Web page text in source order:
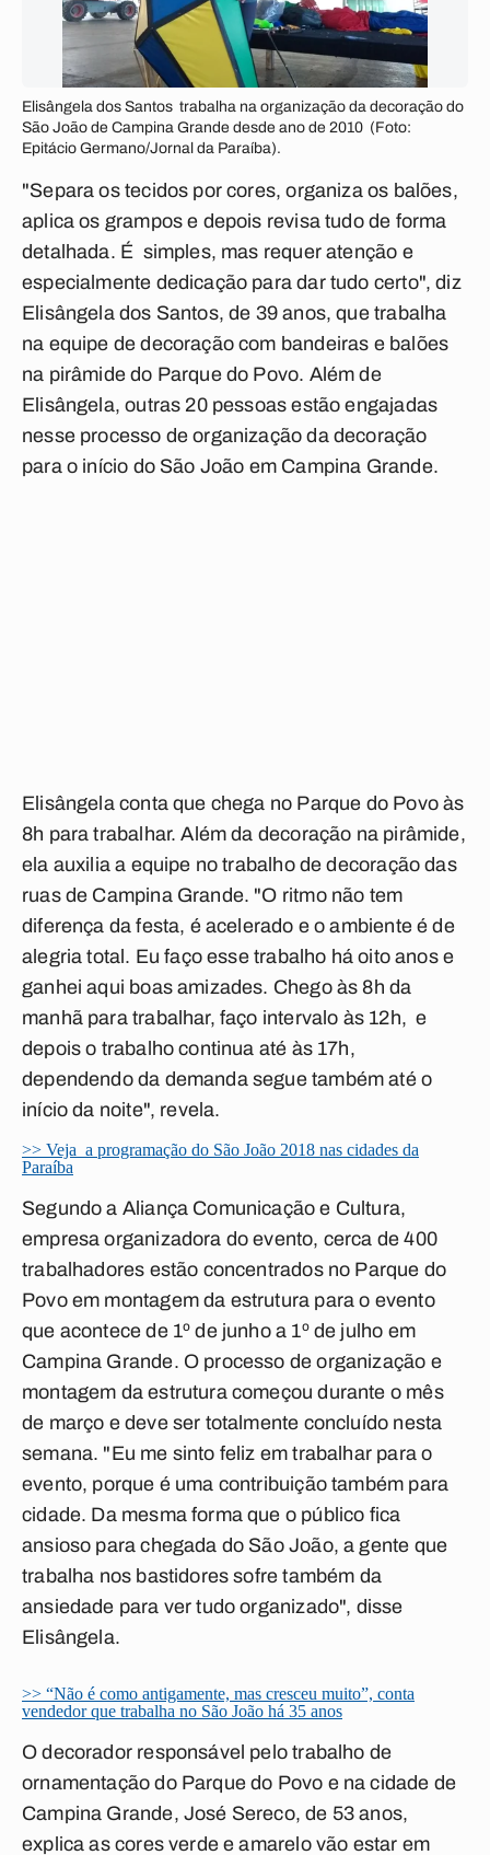
Elisângela dos Santos trabalha na organização da decoração do
São João de Campina Grande desde ano de 2010 (Foto:
Epitácio Germano/Jornal da Paraíba).
"Separa os tecidos por cores, organiza os balões,
aplica os grampos e depois revisa tudo de forma
detalhada. É simples, mas requer atenção e
especialmente dedicação para dar tudo certo", diz
Elisângela dos Santos, de 39 anos, que trabalha
na equipe de decoração com bandeiras e balões
na pirâmide do Parque do Povo. Além de
Elisângela, outras 20 pessoas estão engajadas
nesse processo de organização da decoração
para o início do São João em Campina Grande.
Elisângela conta que chega no Parque do Povo às
8h para trabalhar. Além da decoração na pirâmide,
ela auxilia a equipe no trabalho de decoração das
ruas de Campina Grande. "O ritmo não tem
diferença da festa, é acelerado e o ambiente é de
alegria total. Eu faço esse trabalho há oito anos e
ganhei aqui boas amizades. Chego às 8h da
manhã para trabalhar, faço intervalo às 12h, e
depois o trabalho continua até às 17h,
dependendo da demanda segue também até o
início da noite", revela.
>> Veja a programação do São João 2018 nas cidades da
Paraíba
Segundo a Aliança Comunicação e Cultura,
empresa organizadora do evento, cerca de 400
trabalhadores estão concentrados no Parque do
Povo em montagem da estrutura para o evento
que acontece de 1º de junho a 1º de julho em
Campina Grande. O processo de organização e
montagem da estrutura começou durante o mês
de março e deve ser totalmente concluído nesta
semana. "Eu me sinto feliz em trabalhar para o
evento, porque é uma contribuição também para
cidade. Da mesma forma que o público fica
ansioso para chegada do São João, a gente que
trabalha nos bastidores sofre também da
ansiedade para ver tudo organizado", disse
Elisângela.
>> “Não é como antigamente, mas cresceu muito”, conta
vendedor que trabalha no São João há 35 anos
O decorador responsável pelo trabalho de
ornamentação do Parque do Povo e na cidade de
Campina Grande, José Sereco, de 53 anos,
explica as cores verde e amarelo vão estar em